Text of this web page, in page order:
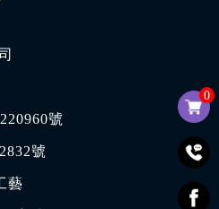
0
號
號
藝